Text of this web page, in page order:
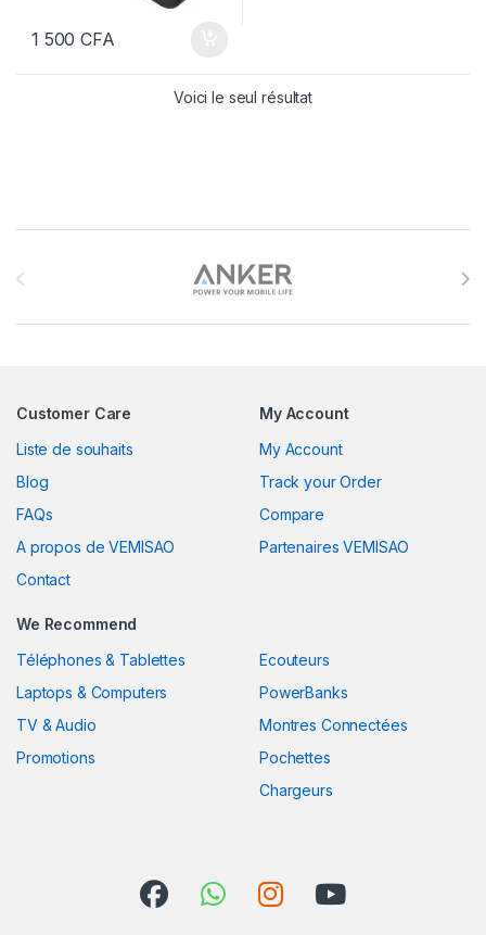
1 500CFA
Voici le seul résultat
Customer Care
Liste de souhaits
Blog
FAQs
A propos de VEMISAO
Contact
My Account
My Account
Track your Order
Compare
Partenaires VEMISAO
We Recommend
Téléphones & Tablettes
Laptops & Computers
TV & Audio
Promotions
Ecouteurs
PowerBanks
Montres Connectées
Pochettes
Chargeurs